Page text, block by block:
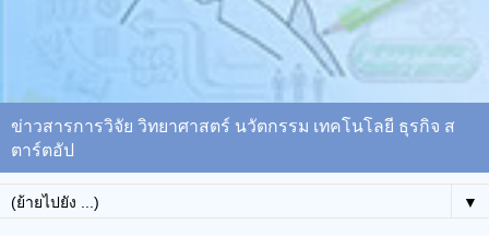
ข่าวสารการวิจัย วิทยาศาสตร์ นวัตกรรม เทคโนโลยี ธุรกิจ ส
ตาร์ตอัป
▼